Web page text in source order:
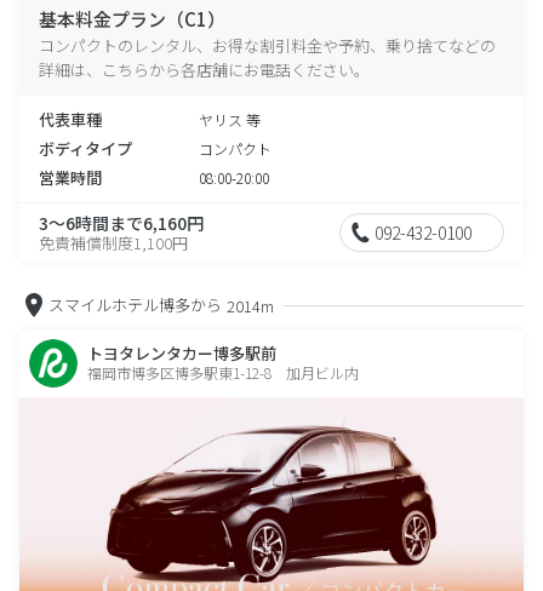
基本料金プラン（C1）
コンパクトのレンタル、お得な割引料金や予約、乗り捨てなどの
詳細は、こちらから各店舗にお電話ください。
代表車種 ヤリス 等
ボディタイプ コンパクト
営業時間 08:00-20:00
3～6時間まで6,160円
免責補償制度1,100円 092-432-0100
スマイルホテル博多から 2014m
トヨタレンタカー博多駅前
福岡市博多区博多駅東1-12-8 加月ビル内